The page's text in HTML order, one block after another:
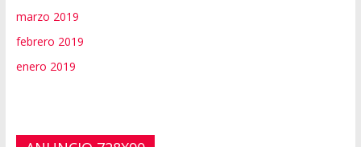
marzo 2019
febrero 2019
enero 2019